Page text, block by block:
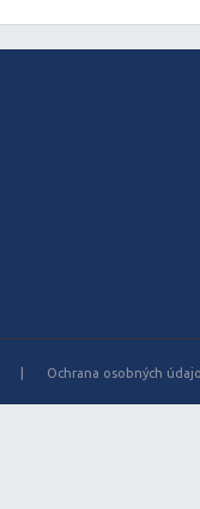
Ochrana osobných